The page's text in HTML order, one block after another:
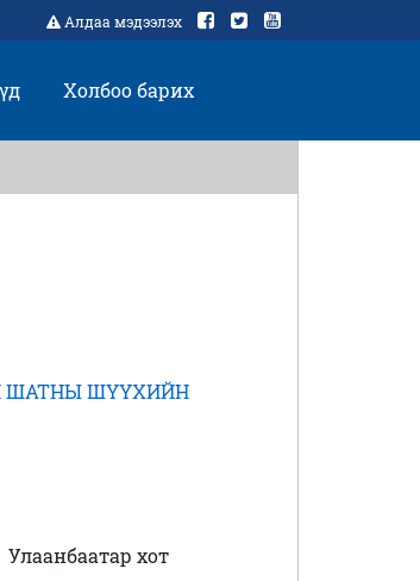
Алдаа мэдээлэх
Холбоо барих
ШАТНЫ ШҮҮХИЙН
Улаанбаатар хот